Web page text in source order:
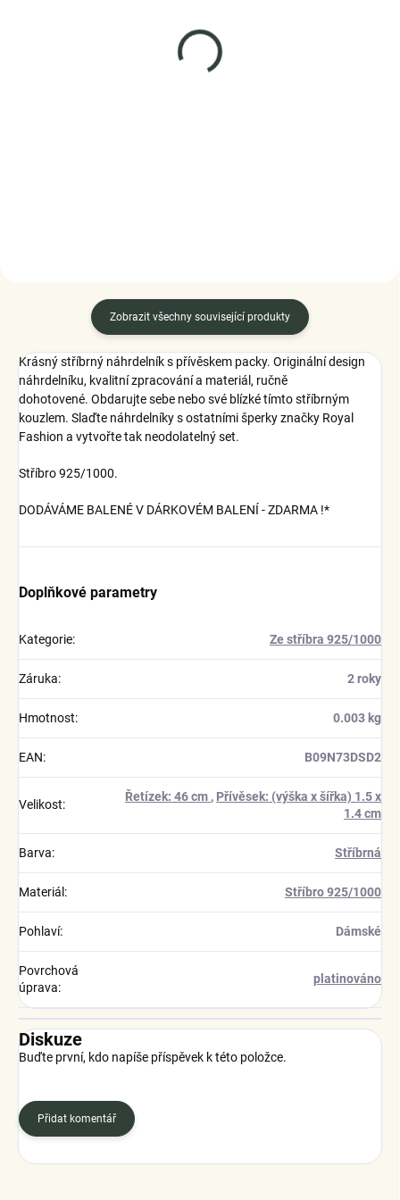
Zobrazit všechny související produkty
Krásný stříbrný náhrdelník s přívěskem packy. Originální design
náhrdelníku, kvalitní zpracování a materiál, ručně
dohotovené. Obdarujte sebe nebo své blízké tímto stříbrným
kouzlem. Slaďte náhrdelníky s ostatními šperky značky Royal
Fashion a vytvořte tak neodolatelný set.
Stříbro 925/1000.
DODÁVÁME BALENÉ V DÁRKOVÉM BALENÍ - ZDARMA !*
Doplňkové parametry
Kategorie: Ze stříbra 925/1000
Záruka: 2 roky
Hmotnost: 0.003 kg
EAN: B09N73DSD2
Velikost:
Řetízek: 46 cm , Přívěsek: (výška x šířka) 1.5 x
1.4 cm
Barva: Stříbrná
Materiál : Stříbro 925/1000
Pohlaví: Dámské
Povrchová
úprava:
platinováno
Diskuze
Buďte první, kdo napíše příspěvek k této položce.
Přidat komentář